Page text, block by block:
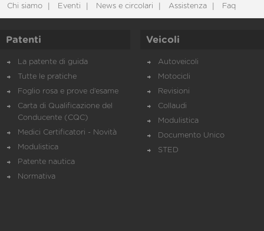
Chi siamo Eventi News e circolari Assistenza Faq
Patenti
La patente di guida
Tutte le pratiche
Foglio rosa e prove d’esame
Carta di Qualificazione del
Conducente (CQC)
Medici Certificatori - Novità
Modulistica
Patente nautica
Normativa
Veicoli
Autoveicoli
Motocicli
Revisioni
Collaudi
Modulistica
Documento Unico
STED